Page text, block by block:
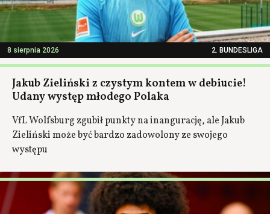
8 sierpnia 2026 2. BUNDESLIGA
Jakub Zieliński z czystym kontem w debiucie!
Udany występ młodego Polaka
VfL Wolfsburg zgubił punkty na inangurację, ale Jakub
Zieliński może być bardzo zadowolony ze swojego
występu